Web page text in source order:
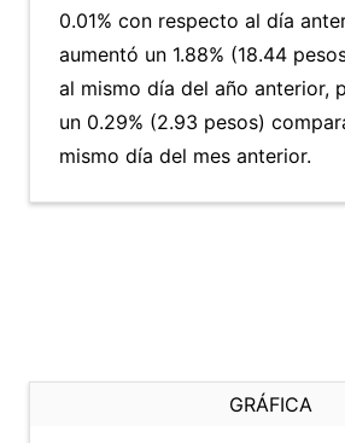
0.01% con respecto al día
aumentó un 1.88% (18.44
al mismo día del año anterior,
un 0.29% (2.93 pesos)
mismo día del mes anterior.
GRÁFICA